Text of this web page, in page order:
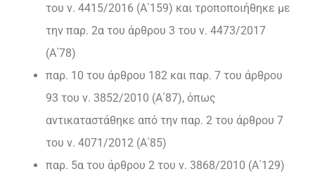
του ν. 4415/2016 (Α΄159) και τροποποιήθηκε με
την παρ. 2α του άρθρου 3 του ν. 4473/2017
(Α΄78)
παρ. 10 του άρθρου 182 και παρ. 7 του άρθρου
93 του ν. 3852/2010 (Α΄87), όπως
αντικαταστάθηκε από την παρ. 2 του άρθρου 7
του ν. 4071/2012 (Α΄85)
παρ. 5α του άρθρου 2 του ν. 3868/2010 (Α΄129)